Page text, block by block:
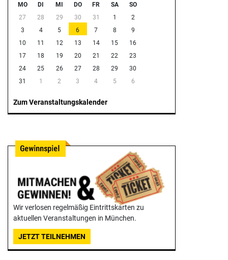
MO DI MI DO FR SA
SO
27
28 29 30 31 1
2
3
4 5 6 7 8
9
10
11 12 13 14 15
16
17
18 19 20 21 22
23
24
25 26 27 28 29
30
31
1 2 3 4 5 6
Zum Veranstaltungskalender
Wir verlosen regelmäßig Eintrittskarten zu
aktuellen Veranstaltungen in München.
JETZT TEILNEHMEN